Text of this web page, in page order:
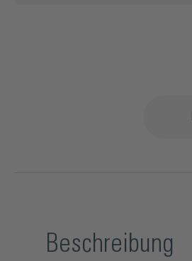
Beschreibung